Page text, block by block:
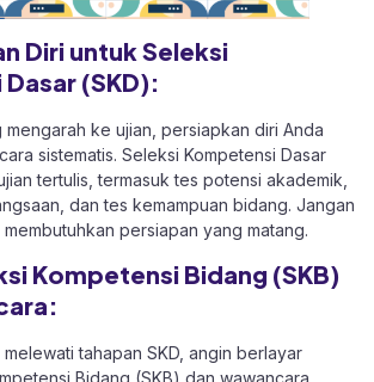
Diri untuk Seleksi
(SKD):
ke ujian, persiapkan diri Anda
sistematis. Seleksi Kompetensi Dasar
tertulis, termasuk tes potensi akademik,
dan tes kemampuan bidang. Jangan
persiapan yang matang.
Kompetensi Bidang (SKB)
tahapan SKD, angin berlayar